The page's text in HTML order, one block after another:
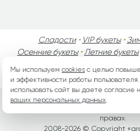
Сладости• VIP букеты•
Осенние букеты•Летние букеты
День Мужчин•
правах.
2008-2026 © Copyright «
Мы используемcookiesс целью
и эффективности работы
использовать сайт вы даете согласие
ваших персональных данных.